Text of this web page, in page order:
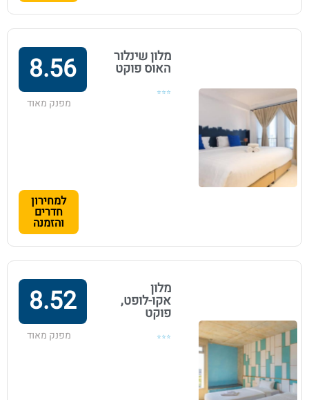
מלון שינלור
האוס פוקט
⭐⭐⭐
8.56
מפנק מאוד
למחירון
חדרים
והזמנה
מלון
אקו-לופט,
פוקט
⭐⭐⭐
8.52
מפנק מאוד